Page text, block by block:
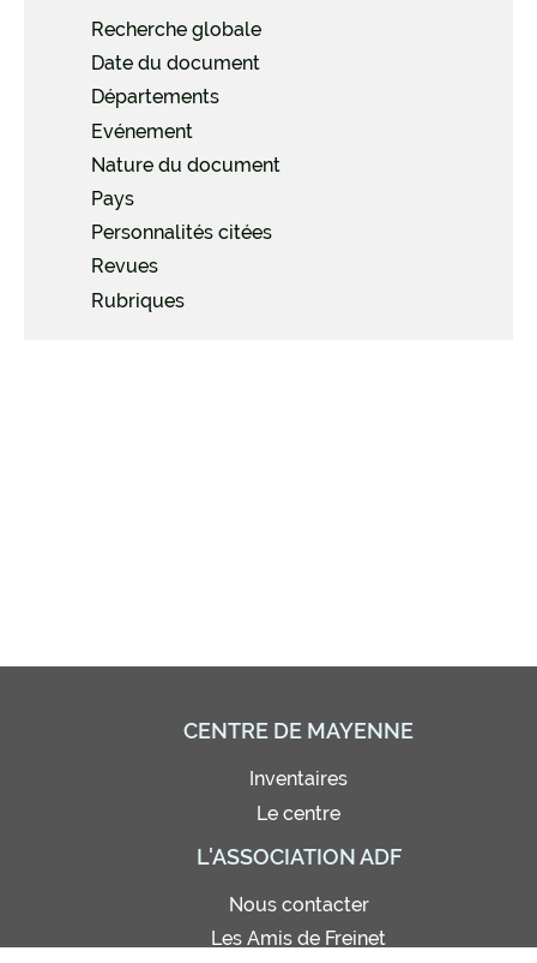
Recherche globale
Date du document
Départements
Evénement
Nature du document
Pays
Personnalités citées
Revues
Rubriques
CENTRE DE MAYENNE
Inventaires
Le centre
L'ASSOCIATION ADF
Nous contacter
Les Amis de Freinet